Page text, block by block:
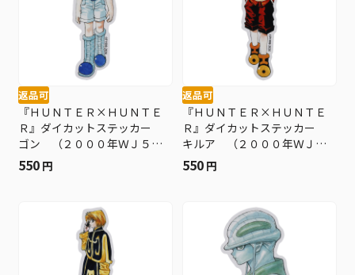
返品可
『ＨＵＮＴＥＲ×ＨＵＮＴＥ
Ｒ』ダイカットステッカー
ゴン （２０００年ＷＪ５・
６号） ＢＦ３
550 円
返品可
『ＨＵＮＴＥＲ×ＨＵＮＴＥ
Ｒ』ダイカットステッカー
キルア （２０００年ＷＪ
５・６号） ＢＦ３
550 円